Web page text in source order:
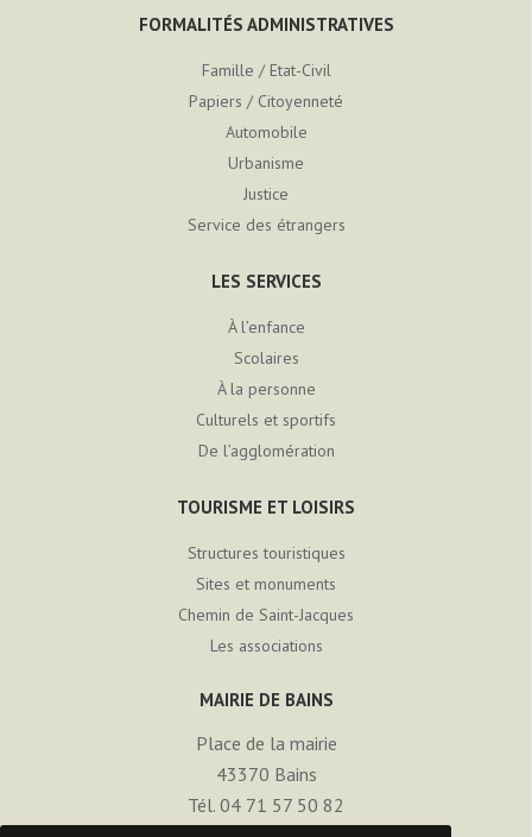
FORMALITÉS ADMINISTRATIVES
Famille / Etat-Civil
Papiers / Citoyenneté
Automobile
Urbanisme
Justice
Service des étrangers
LES SERVICES
À l’enfance
Scolaires
À la personne
Culturels et sportifs
De l’agglomération
TOURISME ET LOISIRS
Structures touristiques
Sites et monuments
Chemin de Saint-Jacques
Les associations
MAIRIE DE BAINS
Place de la mairie
43370 Bains
Tél. 04 71 57 50 82